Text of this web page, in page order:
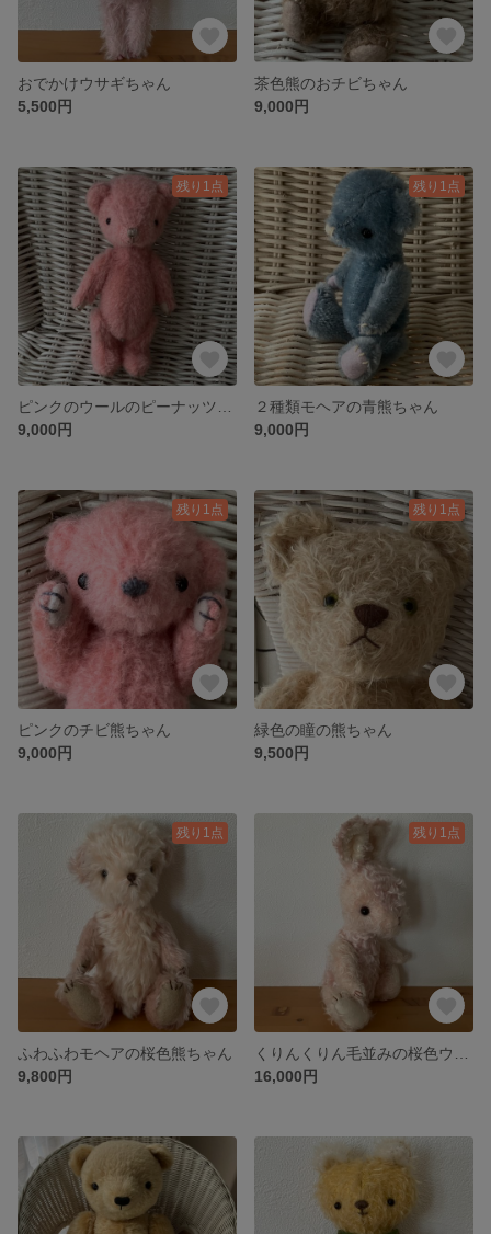
おでかけウサギちゃん
5,500円
茶色熊のおチビちゃん
9,000円
残り1点
9,000円
残り1点
２種類モヘアの青熊ちゃん
9,000円
残り1点
ピンクのチビ熊ちゃん
9,000円
残り1点
緑色の瞳の熊ちゃん
9,500円
残り1点
ふわふわモヘアの桜色熊ちゃん
9,800円
残り1点
16,000円